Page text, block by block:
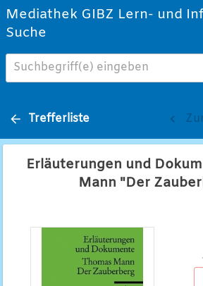
Mediathek GIBZ Lern- und
Suche
Suchbegriff(e) eingeben
Trefferliste
Erläuterungen und
Mann "Der